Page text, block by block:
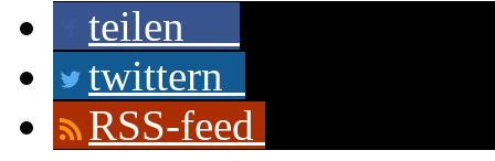
teilen
twittern
RSS-feed